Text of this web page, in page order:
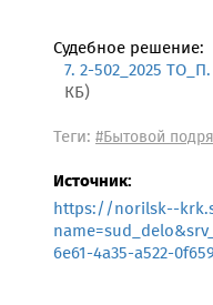
Судебное решение:
7. 2-502_2025
КБ)
Теги: #Бытовой
Источник:
https://norilsk--
6e61-4a35-a522-